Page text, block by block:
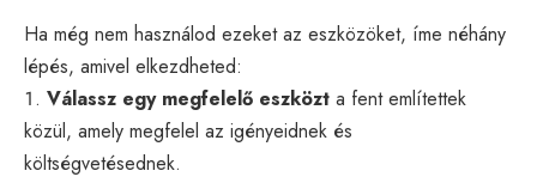
Ha még nem használod ezeket az eszközöket, íme néhány
lépés, amivel elkezdheted:
Válassz egy megfelelő eszközt a fent említettek
közül, amely megfelel az igényeidnek és
költségvetésednek.